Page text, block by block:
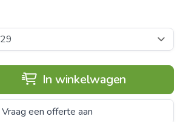
In winkelwagen
Vraag een offerte aan